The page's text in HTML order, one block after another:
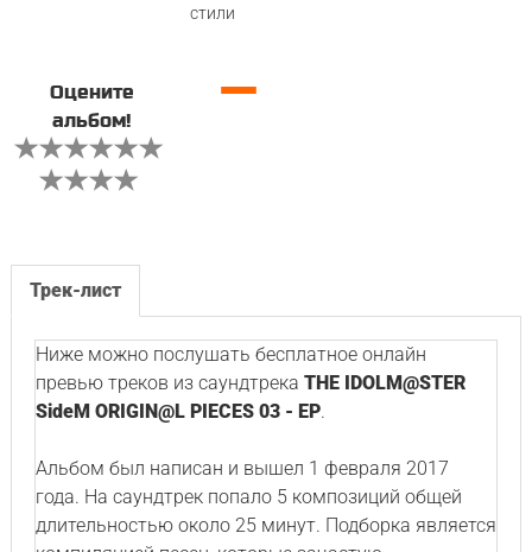
стили
Оцените
альбом!
—
Трек-лист
Ниже можно послушать бесплатное онлайн
превью треков из саундтрека THE IDOLM@STER
SideM ORIGIN@L PIECES 03 - EP.
Альбом был написан и вышел 1 февраля 2017
года. На саундтрек попало 5 композиций общей
длительностью около 25 минут. Подборка является